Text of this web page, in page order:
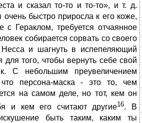
и сказал то-то и то-то», и т. д.
быстро приросла к его коже,
с Гераклом, требуется отчаянное
собирается сорвать со своего
Несса и шагнуть в испепеляющий
для того, чтобы вернуть себе свой
С небольшим преувеличением
персона-маска - это то, чем
на самом деле, но тот, кем он
и кем его считают другие16. В
быть таким, каким ты